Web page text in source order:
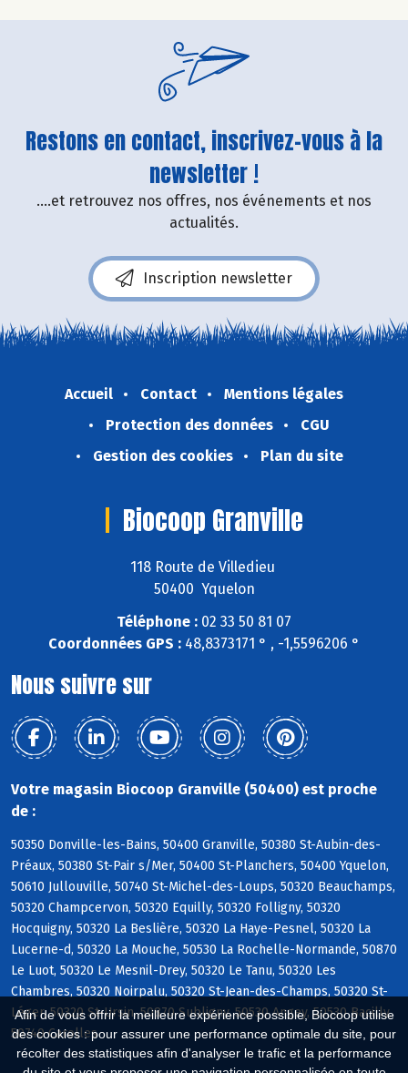
Afin de vous offrir la meilleure expérience possible, Biocoop utilise
des cookies : pour assurer une performance optimale du site, pour
récolter des statistiques afin d'analyser le trafic et la performance
Restons en contact, inscrivez-vous à la
newsletter !
....et retrouvez nos offres, nos événements et nos
actualités.
Inscription newsletter
Accueil Contact
Mentions légales
Protection des données
CGU
Gestion des cookies
Plan du site
Biocoop Granville
118 Route de Villedieu
50400 Yquelon
Téléphone : 02 33 50 81 07
Coordonnées GPS : 48,8373171 ° , -1,5596206 °
Nous suivre sur
Votre magasin Biocoop Granville (50400) est proche
de :
50350 Donville-les-Bains, 50400 Granville, 50380 St-Aubin-des-
Préaux, 50380 St-Pair s/Mer, 50400 St-Planchers, 50400 Yquelon,
50610 Jullouville, 50740 St-Michel-des-Loups, 50320 Beauchamps,
50320 Champcervon, 50320 Equilly, 50320 Folligny, 50320
Hocquigny, 50320 La Beslière, 50320 La Haye-Pesnel, 50320 La
Lucerne-d, 50320 La Mouche, 50530 La Rochelle-Normande, 50870
Le Luot, 50320 Le Mesnil-Drey, 50320 Le Tanu, 50320 Les
Chambres, 50320 Noirpalu, 50320 St-Jean-des-Champs, 50320 St-
Léger, 50320 St-Ursin, 50870 Subligny, 50530 Angey, 50530 Bacilly,
50740 Carolles